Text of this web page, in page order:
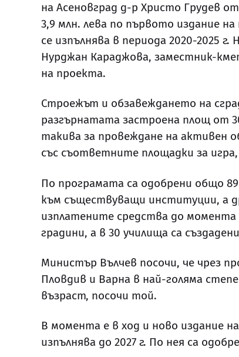
на Асеновград д-р Христо Грудев
3,9 млн. лева по първото издание
се изпълнява в периода 2020-2025
Нурджан Караджова, заместник-
на проекта.
Строежът и обзавеждането на
разгърнатата застроена площ от
такива за провеждане на активен
със съответните площадки за
По програмата са одобрени общо
към съществуващи институции, а
изплатените средства до момента
градини, а в 30 училища са
Министър Вълчев посочи, че чрез
Пловдив и Варна в най-голяма
възраст, посочи той.
В момента е в ход и ново издание
изпълнява до 2027 г. По нея са